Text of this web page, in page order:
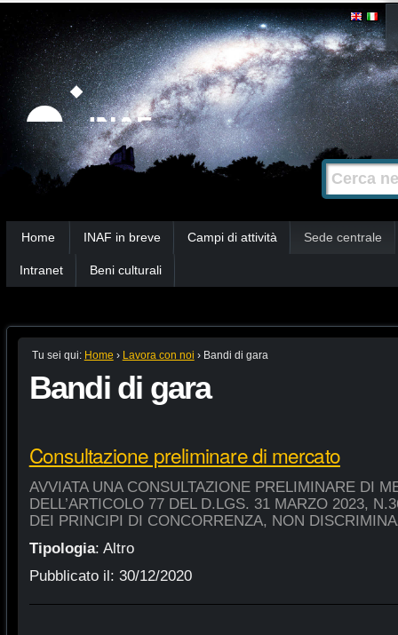
Strumenti
personali
Salta
contenuti.
|
Salta
alla
navigazione
Cerca nel
Ricerca
avanzata…
Home INAF in breve Campi di attività Sede centrale
Intranet Beni culturali
Tu sei qui: Home › Lavora con noi › Bandi di gara
Bandi di gara
Consultazione preliminare di mercato
AVVIATA UNA CONSULTAZIONE PRELIMINARE DI
DELL’ARTICOLO 77 DEL D.LGS. 31 MARZO 2023,
DEI PRINCIPI DI CONCORRENZA, NON
Tipologia: Altro
Pubblicato il: 30/12/2020